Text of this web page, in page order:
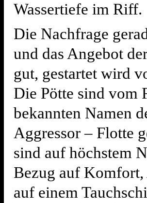
Wassertiefe im Riff.
Die Nachfrage
und das Angebot
gut, gestartet wird
Die Pötte sind vom
bekannten Namen
Aggressor – Flotte
sind auf höchstem
Bezug auf
auf einem